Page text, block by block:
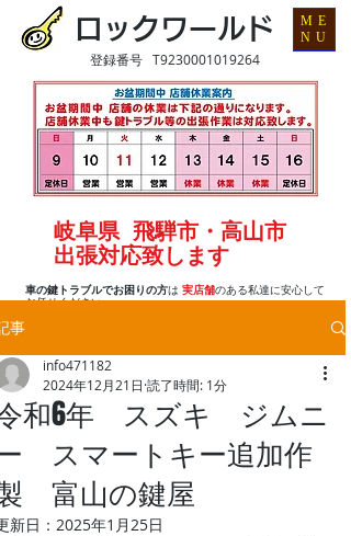
ロックワールド
車の鍵トラブルでお困りの方は 実店舗のある私達に安心して
お任せください
岐阜県 飛騨市・高山市
出張対応致します
登録番号 T9230001019264
ME
NU
事
和6年 スズキ ジムニ
スマートキー追加作
富山の鍵屋
info471182
2024年12月21日 読了時間: 1分
新日： 2025年1月25日